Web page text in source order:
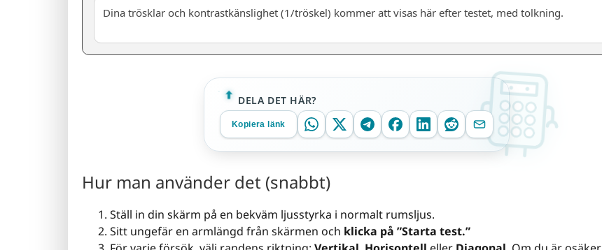
Dina trösklar och kontrastkänslighet (1/tröskel) kommer att visas här efter testet, med tolkning.
DELA DET HÄR?
Kopiera länk
Hur man använder det (snabbt)
Ställ in din skärm på en bekväm ljusstyrka i normalt rumsljus.
Sitt ungefär en armlängd från skärmen och klicka på ”Starta test.”